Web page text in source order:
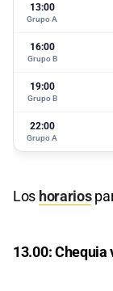
13:00
Grupo A
16:00
Grupo B
19:00
Grupo B
22:00
Grupo A
Los horarios
13.00: Chequia